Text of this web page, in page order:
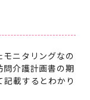
モニタリングなの
問介護計画書の期
載するとわかり